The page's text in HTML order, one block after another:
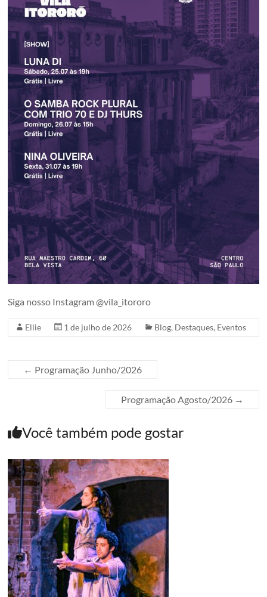
Siga nosso Instagram @vila_itororo
Ellie 1 de julho de 2026 Blog, Destaques, Eventos
← Programação Junho/2026
Programação Agosto/2026 →
Você também pode gostar